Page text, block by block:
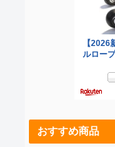
おすすめ商品